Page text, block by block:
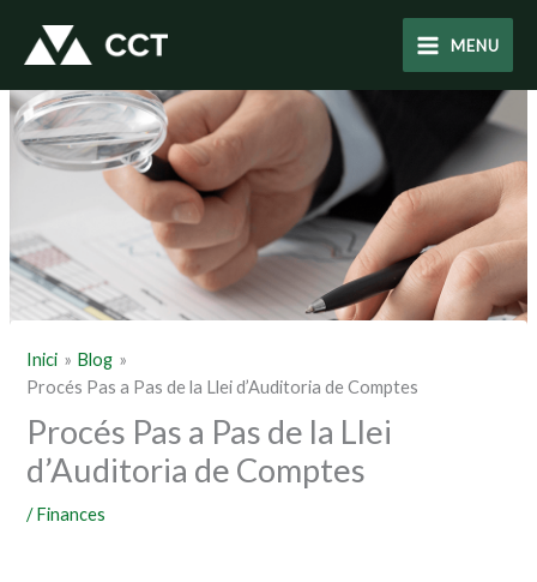
contingut
MENU
Inici
Blog
Procés Pas a Pas de la Llei d’Auditoria de Comptes
Procés Pas a Pas de la Llei
d’Auditoria de Comptes
/Finances